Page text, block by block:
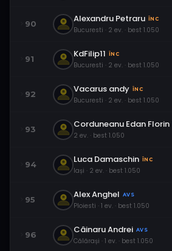
90 Alexandru Petraru ÎNC
Bucuresti · 2 ev. · best 1.050
91 KdFilip11 ÎNC
Bucuresti · 2 ev. · best 1.050
92 Vacarus andy ÎNC
Bucuresti · 2 ev. · best 1.050
93 Corduneanu Edan Florin
2 ev. · best 1.050
94 Luca Damaschin ÎNC
Iași · 2 ev. · best 1.050
95 Alex Anghel AVS
Ploiesti · 1 ev. · best 1.050
96 Câinaru Andrei AVS
Călărași · 1 ev. · best 1.050